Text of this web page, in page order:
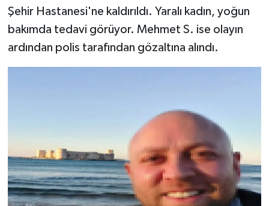
Şehir Hastanesi'ne kaldırıldı. Yaralı kadın, yoğun
bakımda tedavi görüyor. Mehmet S. ise olayın
ardından polis tarafından gözaltına alındı.